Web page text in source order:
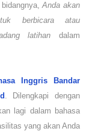
bidangnya,Anda akan
berbicara atau
latihan dalam
Inggris Bandar
. Dilengkapi dengan
lagi dalam bahasa
yang akan Anda